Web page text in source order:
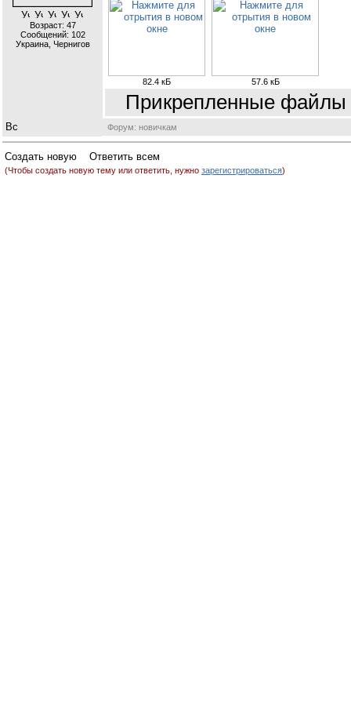
Возраст: 47
Сообщений: 102
Украина, Чернигов
82.4 кБ 57.6 кБ
Прикрепленные файлы
Форум: новичкам
(Чтобы создать новую тему или ответить, нужно зарегистрироваться)